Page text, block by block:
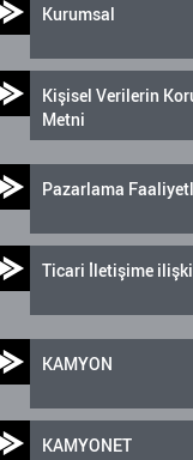
Kurumsal
Kişisel Verilerin
Metni
Pazarlama
Ticari İletişime
KAMYON
KAMYONET